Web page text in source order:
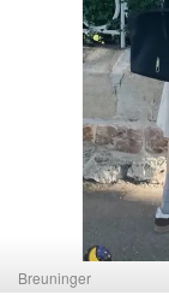
Breuninger